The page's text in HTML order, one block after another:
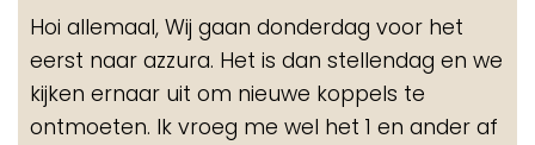
Hoi allemaal, Wij gaan donderdag voor het
eerst naar azzura. Het is dan stellendag en we
kijken ernaar uit om nieuwe koppels te
ontmoeten. Ik vroeg me wel het 1 en ander af